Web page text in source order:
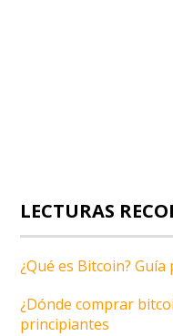
LECTURAS
¿Qué es Bitcoin?
¿Dónde comprar
principiantes